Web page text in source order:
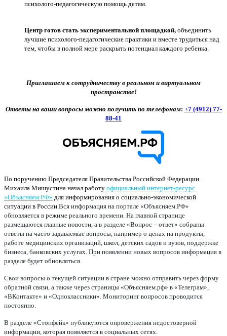
психолого-педагогическую помощь детям.
Центр готов стать экспериментальной площадкой, объединить
лучшие психолого-педагогические практики и вместе трудиться над
тем, чтобы в полной мере раскрыть потенциал каждого ребенка.
Приглашаем к сотрудничеству в реальном и виртуальном
пространстве!
Ответы на ваши вопросы можно получить по телефонам: +7 (4912) 77-
88-41
По поручению Председателя Правительства Российской Федерации
Михаила Мишустина начал работу официальный интернет-ресурс
«Объясняем.РФ» для информирования о социально-экономической
ситуации в России. Вся информация на портале «Объясняем.РФ»
обновляется в режиме реального времени. На главной странице
размещаются главные новости, а в разделе «Вопрос – ответ» собраны
ответы на часто задаваемые вопросы, например о ценах на продукты,
работе медицинских организаций, школ, детских садов и вузов, поддержке
бизнеса, банковских услугах. При появлении новых вопросов информация в
разделе будет обновляться.
Свои вопросы о текущей ситуации в стране можно отправить через форму
обратной связи, а также через страницы «Объясняем.рф» в «Телеграм»,
«ВКонтакте» и «Одноклассники». Мониторинг вопросов проводится
постоянно.
В разделе «Стопфейк» публикуются опровержения недостоверной
информации, которая появляется в социальных сетях.